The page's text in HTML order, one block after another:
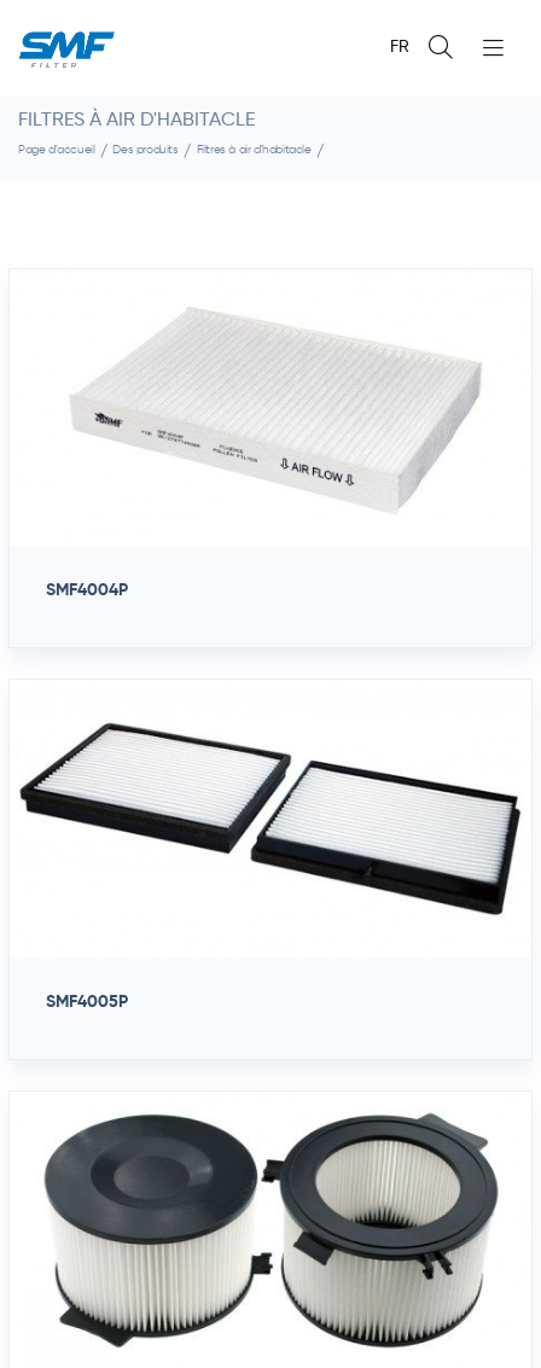
FR
FILTRES À AIR D'HABITACLE
Page d'accueil Des produits Filtres à air d'habitacle
SMF4004P
SMF4005P